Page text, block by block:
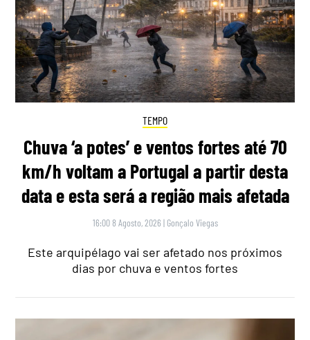
TEMPO
Chuva ‘a potes’ e ventos fortes até 70
km/h voltam a Portugal a partir desta
data e esta será a região mais afetada
16:00 8 Agosto, 2026 | Gonçalo Viegas
Este arquipélago vai ser afetado nos próximos
dias por chuva e ventos fortes